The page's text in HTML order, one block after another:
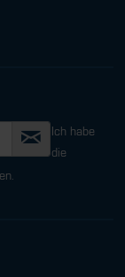
Ich habe
die